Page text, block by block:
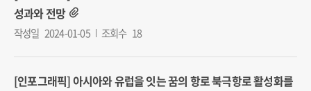
성과와 전망
작성일 2024-01-05 조회수 18
[인포그래픽] 아시아와 유럽을 잇는 꿈의 항로 북극항로 활성화를